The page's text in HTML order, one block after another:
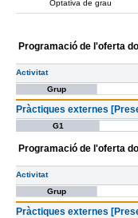
Optativa de grau
Programació de l'oferta
Activitat
Grup
Pràctiques externes
G1
Programació de l'oferta
Activitat
Grup
Pràctiques externes